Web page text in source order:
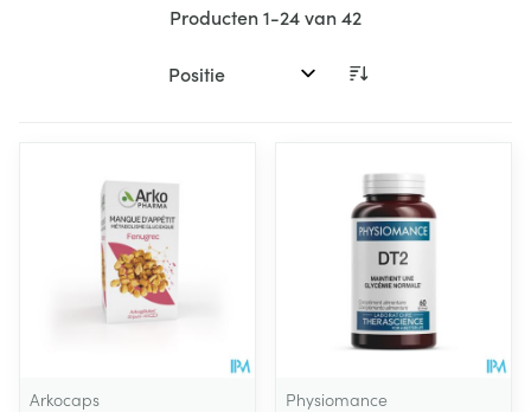
Producten1-24van42
Sorteer op:
Arkocaps
Physiomance